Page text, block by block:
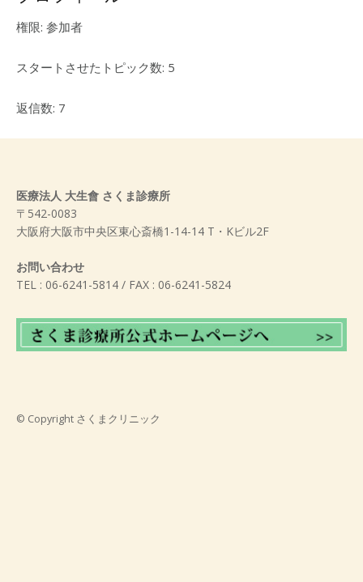
権限: 参加者
スタートさせたトピック数: 5
返信数: 7
医療法人 大生會 さくま診療所
〒542-0083
大阪府大阪市中央区東心斎橋1-14-14 T・Kビル2F
お問い合わせ
TEL : 06-6241-5814 / FAX : 06-6241-5824
© Copyright さくまクリニック